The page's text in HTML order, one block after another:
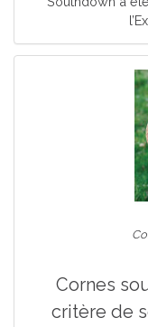
Cornes
critère de